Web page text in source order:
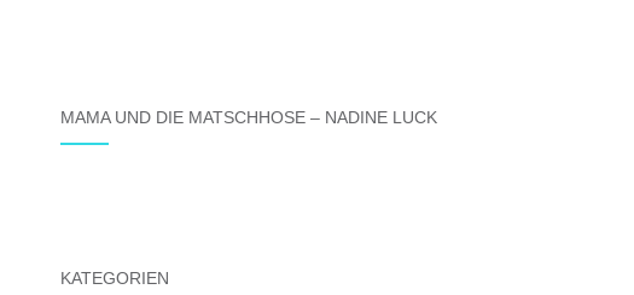
MAMA UND DIE MATSCHHOSE – NADINE LUCK
KATEGORIEN